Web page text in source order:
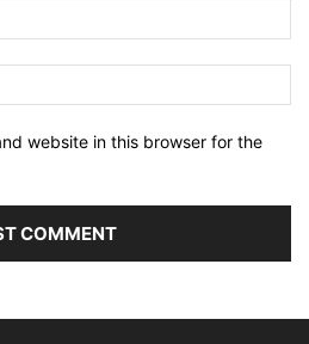
website in this browser for the